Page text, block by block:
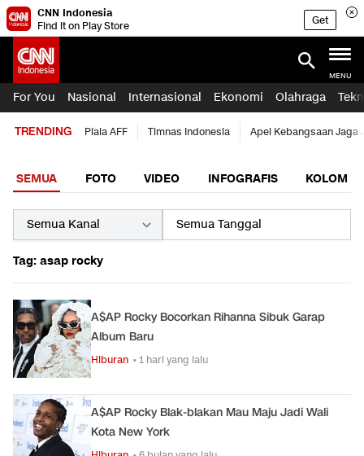
CNN Indonesia
Find it on Play Store
Get
MENU
For You Nasional Internasional Ekonomi Olahraga
TRENDING Piala AFF Timnas Indonesia Apel Kebangsaan Jaga
SEMUA FOTO VIDEO INFOGRAFIS KOLOM
Tag: asap rocky
A$AP Rocky Bocorkan Rihanna Sibuk Garap
Album Baru
Hiburan • 1 hari yang lalu
A$AP Rocky Blak-blakan Mau Maju Jadi Wali
Kota New York